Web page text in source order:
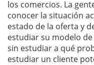
los comercios. La
conocer la situación
estado de la oferta y
estudiar su modelo
sin estudiar a qué
estudiar un cliente